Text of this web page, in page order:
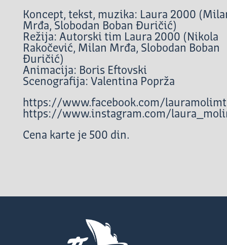
Koncept, tekst, muzika: Laura 2000
Mrđa, Slobodan Boban Đuričić)
Režija: Autorski tim Laura 2000 (Nikola
Rakočević, Milan Mrđa, Slobodan Boban
Đuričić)
Animacija: Boris Eftovski
Scenografija: Valentina Poprža
https://www.facebook.com/
https://www.instagram.com/
Cena karte je 500 din.